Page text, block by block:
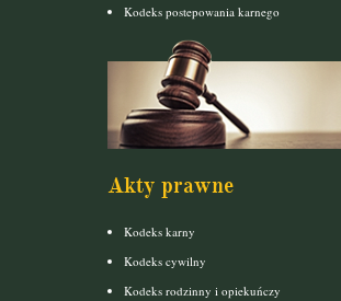
Kodeks postepowania karnego
Akty prawne
Kodeks karny
Kodeks cywilny
Kodeks rodzinny i opiekuńczy